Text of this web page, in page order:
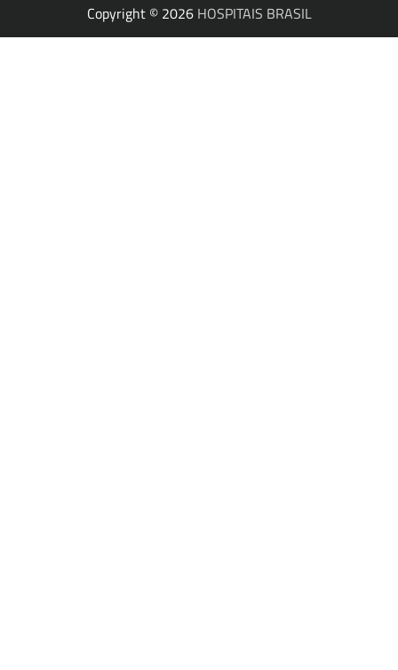
Copyright © 2026 HOSPITAIS BRASIL